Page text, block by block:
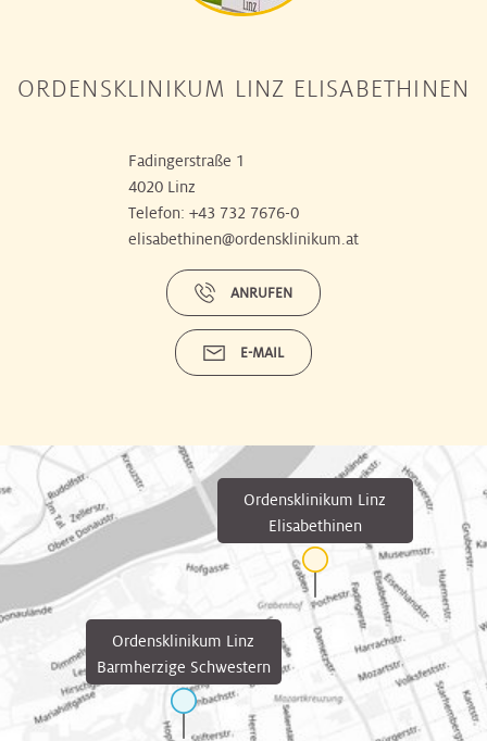
ORDENSKLINIKUM LINZ ELISABETHINEN
Fadingerstraße 1
4020 Linz
Telefon: +43 732 7676-0
elisabethinen@ordensklinikum.at
ANRUFEN
E-MAIL
Ordensklinikum Linz
Barmherzige Schwestern
Ordensklinikum Linz
Elisabethinen